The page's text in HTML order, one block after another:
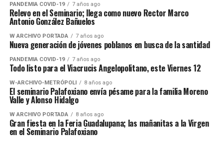
PANDEMIA COVID-19 7 años ago
Relevo en el Seminario; llega como nuevo Rector Marco
Antonio González Bañuelos
W ARCHIVO PORTADA 7 años ago
Nueva generación de jóvenes poblanos en busca de la santidad
PANDEMIA COVID-19 7 años ago
Todo listo para el Viacrucis Angelopolitano, este Viernes 12
W-ARCHIVO-METRÓPOLI 8 años ago
El seminario Palafoxiano envía pésame para la familia Moreno
Valle y Alonso Hidalgo
W ARCHIVO PORTADA 8 años ago
Gran fiesta en la Feria Guadalupana; las mañanitas a la Virgen
en el Seminario Palafoxiano